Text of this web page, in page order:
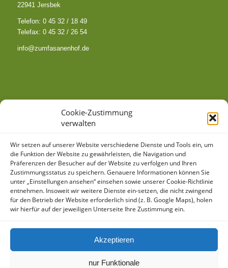
Cookie-Zustimmung
verwalten
Wir setzen auf unserer Website verschiedene Dienste und Tools ein, um
die Funktion der Website zu gewährleisten, die Navigation und
Präferenzen der Besucher auf der Website zu verfolgen und Ihren
Zustimmungsstatus zu speichern. Genauere Informationen können Sie
unter „Einstellungen ansehen“ einsehen sowie unserer Cookie-Richtlinie
entnehmen. Insoweit wir weitere Dienste ein-setzen, die nicht zwingend
für den Betrieb der Website erforderlich sind (z. B. Google Maps), holen
wir hierfür auf der jeweiligen Unterseite Ihre Zustimmung ein.
Akzeptieren
nur Funktionale
22941 Jersbek
Telefon: 0 45 32 / 18 49
Telefax: 0 45 32 / 26 54
info@zumfasanenhof.de
SO FINDEN SIE ZU UNS
Klicke hier, um Marketing-Cookies zu
akzeptieren und diesen Inhalt zu aktivieren